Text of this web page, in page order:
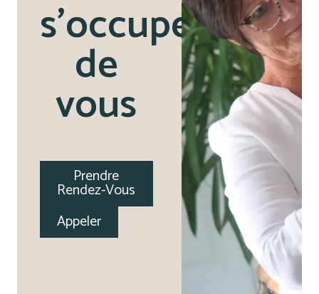
s'occupe
de
vous
Prendre
Rendez-Vous
Appeler